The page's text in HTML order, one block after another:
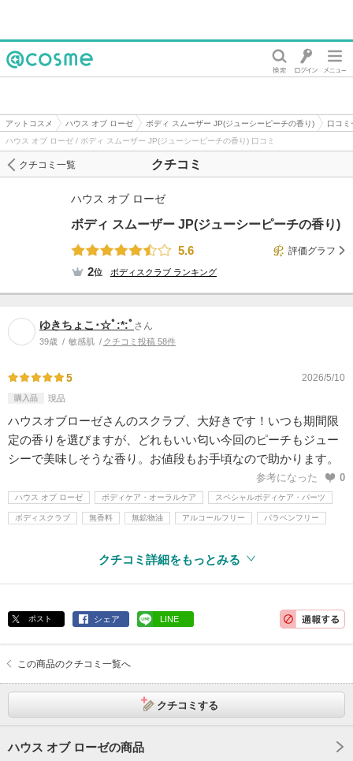
アットコスメ ハウス オブ ローゼ ボディ スムーザー JP(ジューシーピーチの香り)
口コミ
ハウス オブ ローゼ / ボディ スムーザー JP(ジューシーピーチの香り) 口コミ
クチコミ
クチコミ一覧
ハウス オブ ローゼ
ボディ スムーザー JP(ジューシーピーチの香り)
5.6
評価グラフ
2位 ボディスクラブ ランキング
ゆきちょこ･☆ﾟ:*:ﾟ さん
39歳 敏感肌 クチコミ投稿 58件
5 2026/5/10
購入品 現品
ハウスオブローゼさんのスクラブ、大好きです！いつも期間限
定の香りを選びますが、どれもいい匂い今回のピーチもジュー
シーで美味しそうな香り。お値段もお手頃なので助かります。
参考になった 0
ハウス オブ ローゼ ボディケア・オーラルケア スペシャルボディケア・パーツ
ボディスクラブ 無香料 無鉱物油 アルコールフリー パラベンフリー
クチコミ詳細をもっとみる
ポスト シェア LINE
この商品のクチコミ一覧へ
クチコミする
ハウス オブ ローゼの商品